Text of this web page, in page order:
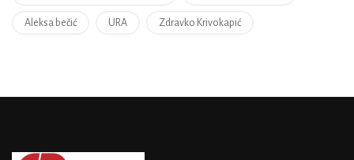
Aleksa bečić URA Zdravko Krivokapić